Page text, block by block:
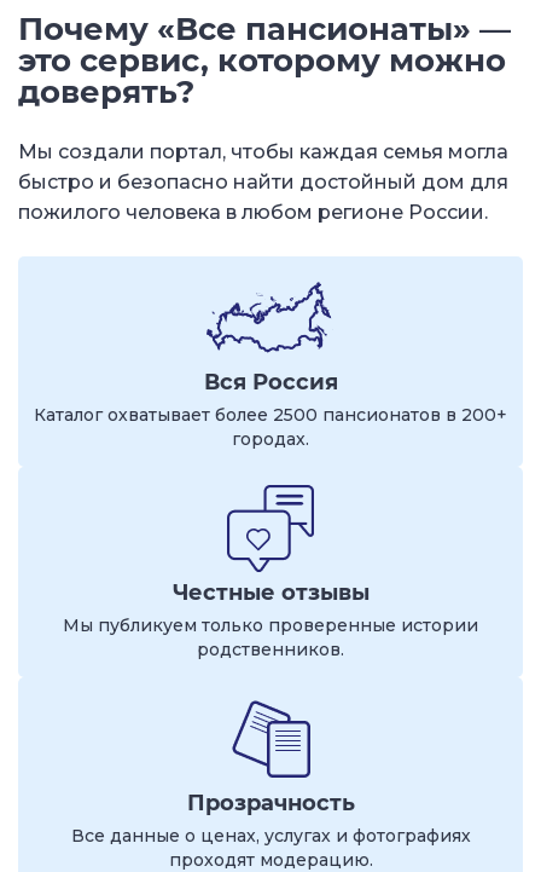
Почему «Все пансионаты» —
это сервис, которому можно
доверять?
Мы создали портал, чтобы каждая семья могла
быстро и безопасно найти достойный дом для
пожилого человека в любом регионе России.
Вся Россия
Каталог охватывает более 2500 пансионатов в 200+
городах.
Честные отзывы
Мы публикуем только проверенные истории
родственников.
Прозрачность
Все данные о ценах, услугах и фотографиях
проходят модерацию.